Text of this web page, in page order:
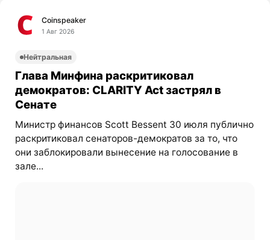
Coinspeaker
1 Авг 2026
Нейтральная
Глава Минфина раскритиковал
демократов: CLARITY Act застрял в
Сенате
Министр финансов Scott Bessent 30 июля публично
раскритиковал сенаторов-демократов за то, что
они заблокировали вынесение на голосование в
зале...